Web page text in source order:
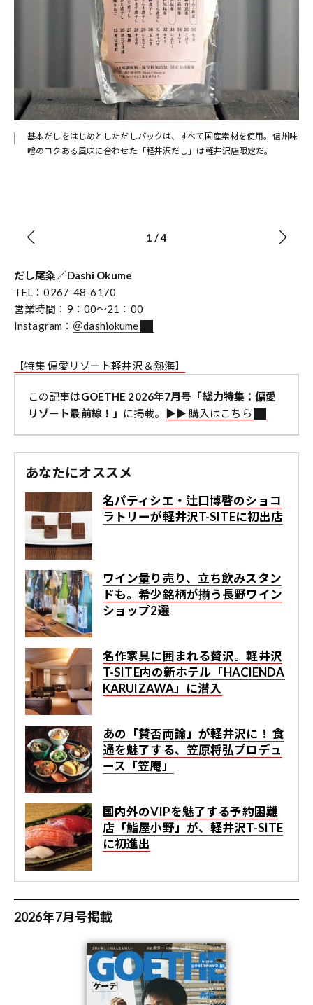
基本だしをはじめとしただしパックは、すべて国産素材を使用。信州味
噌のコクある風味に合わせた「軽井沢だし」は軽井沢店限定だ。
1 /4
だし尾粂／Dashi Okume
TEL：0267-48-6170
営業時間：9：00〜21：00
Instagram： ＠dashiokume
【特集 偏愛リゾート軽井沢＆熱海】
この記事はGOETHE 2026年7月号「総力特集：偏愛
リゾート最前線！」
に掲載。 ▶︎▶︎ 購入はこちら
あなたにオススメ
名パティシエ・辻口博啓のショコ
ラトリーが軽井沢T-SITEに初出店
ワイン量り売り、立ち飲みスタン
ドも。希少銘柄が揃う長野ワイン
ショップ2選
名作家具に囲まれる贅沢。軽井沢
T-SITE内の新ホテル「HACIENDA
KARUIZAWA」に潜入
あの「賛否両論」が軽井沢に！ 食
通を魅了する、笠原将弘プロデュ
ース「笠庵」
国内外のVIPを魅了する予約困難
店「鮨屋小野」が、軽井沢T-SITE
に初進出
2026年7月号掲載